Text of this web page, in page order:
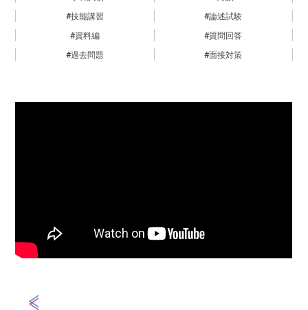
技能講習
論述試験
資料編
質問回答
過去問題
面接対策